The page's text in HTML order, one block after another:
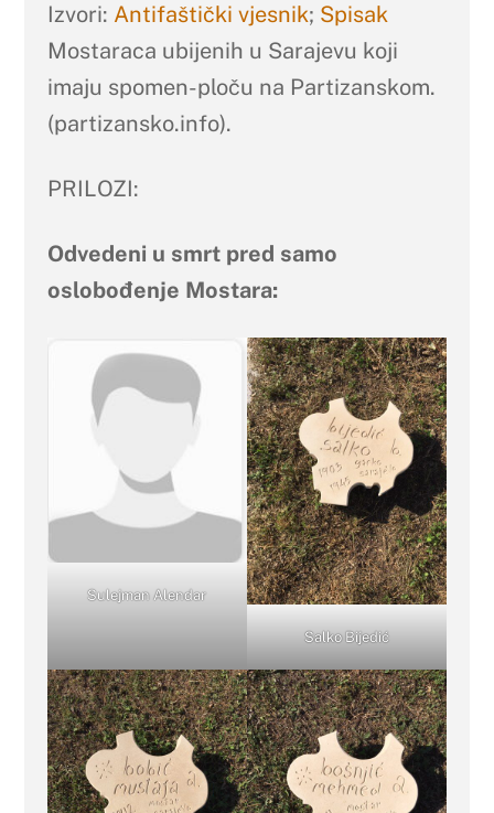
Izvori: Antifaštički vjesnik; Spisak
Mostaraca ubijenih u Sarajevu koji
imaju spomen-ploču na Partizanskom.
(partizansko.info).
PRILOZI:
Odvedeni u smrt pred samo
oslobođenje Mostara:
Sulejman Alendar
Salko Bijedić